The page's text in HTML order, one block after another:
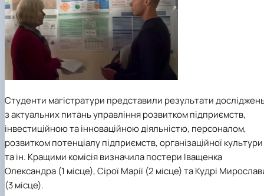
Студенти магістратури представили результати
з актуальних питань управління розвитком підприємств,
інвестиційною та інноваційною діяльністю, персоналом,
розвитком потенціалу підприємств, організаційної культури
та ін. Кращими комісія визначила постери Іващенка
Олександра (1 місце), Сірої Марії (2 місце) та Кудрі
(3 місце).